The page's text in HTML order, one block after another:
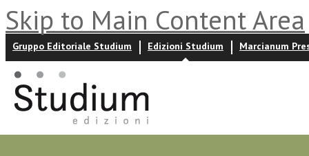
Skip to Main Content Area
Gruppo Editoriale Studium Edizioni Studium Marcianum